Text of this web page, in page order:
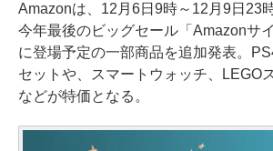
Amazonは、12月6日9時～12月9日23
今年最後のビッグセール「Amazonサ
に登場予定の一部商品を追加発表。
セットや、スマートウォッチ、LEGO
などが特価となる。